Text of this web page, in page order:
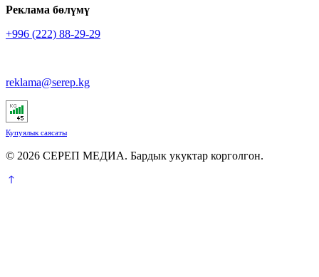
Реклама бөлүмү
+996 (222) 88-29-29
reklama@serep.kg
Купуялык саясаты
© 2026 СЕРЕП МЕДИА. Бардык укуктар корголгон.